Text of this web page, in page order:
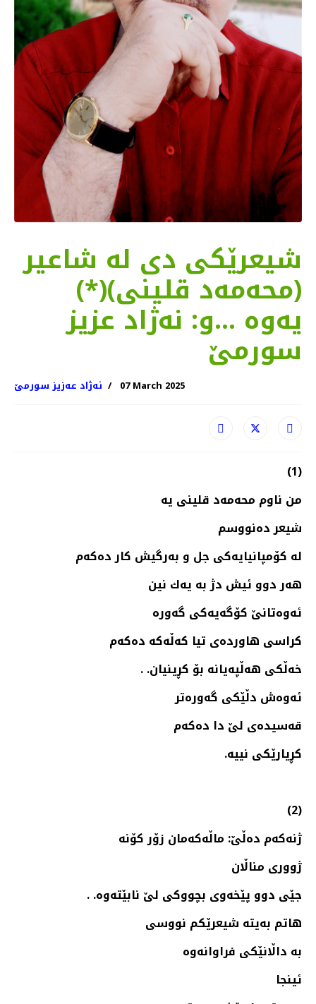
شیعرێكی دی له ‌شاعیر
(محه‌مه‌د قلینی)(*)
یه‌وه‌ …و: نه‌ژاد عزیز
سورمێ
نەژاد عەزیز سورمێ 07 March 2025
(1)
من ناوم محه‌مه‌د قلینی یه‌
شیعر ده‌نووسم
له‌ كۆمپانیایه‌كی جل و به‌رگیش كار ده‌كه‌م
هه‌ر دوو ئیش دژ به‌ یه‌ك نین
ئه‌وه‌تانێ كۆگه‌یه‌كی گه‌وره‌
كراسی هاورده‌ی تیا كه‌ڵه‌كه‌ ده‌كه‌م
خه‌ڵكی هه‌ڵپه‌یانه‌ بۆ كڕینیان. .
ئه‌وه‌ش دڵێكی گه‌وره‌تر
قه‌سیده‌ی لێ دا ده‌كه‌م
كڕیارێكی نییه‌‌.
(2)
ژنه‌كه‌م ده‌ڵێ: ماڵه‌كه‌مان زۆر كۆنه‌ ‌
ژووری مناڵان
جێی دوو پێخه‌وی بچووكی لێ نابێته‌وه‌. .
هاتم به‌یته‌ شیعرێكم نووسی
به‌ داڵانێكی فراوانه‌وه‌
ئینجا